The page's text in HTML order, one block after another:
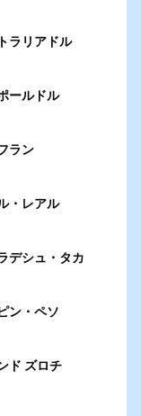
ラリアドル
ールドル
ラン
・レアル
デシュ・タカ
ン・ペソ
ド ズロチ